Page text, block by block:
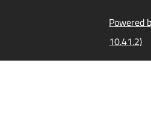
Powered
10.41.2)